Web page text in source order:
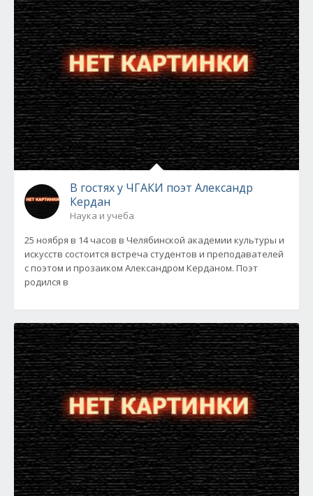
В гостях у ЧГАКИ поэт Александр
Кердан
Наука и учеба
25 ноября в 14 часов в Челябинской академии культуры и
искусств состоится встреча студентов и преподавателей
с поэтом и прозаиком Александром Керданом. Поэт
родился в